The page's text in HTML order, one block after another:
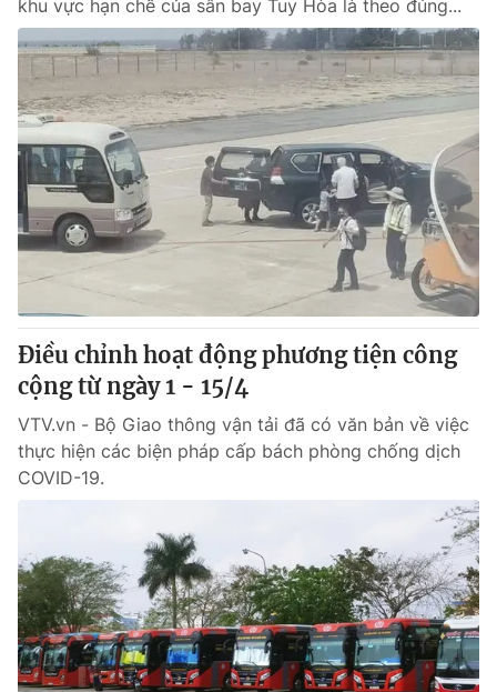
khu vực hạn chế của sân bay Tuy Hòa là theo đúng...
Điều chỉnh hoạt động phương tiện công
cộng từ ngày 1 - 15/4
VTV.vn - Bộ Giao thông vận tải đã có văn bản về việc
thực hiện các biện pháp cấp bách phòng chống dịch
COVID-19.